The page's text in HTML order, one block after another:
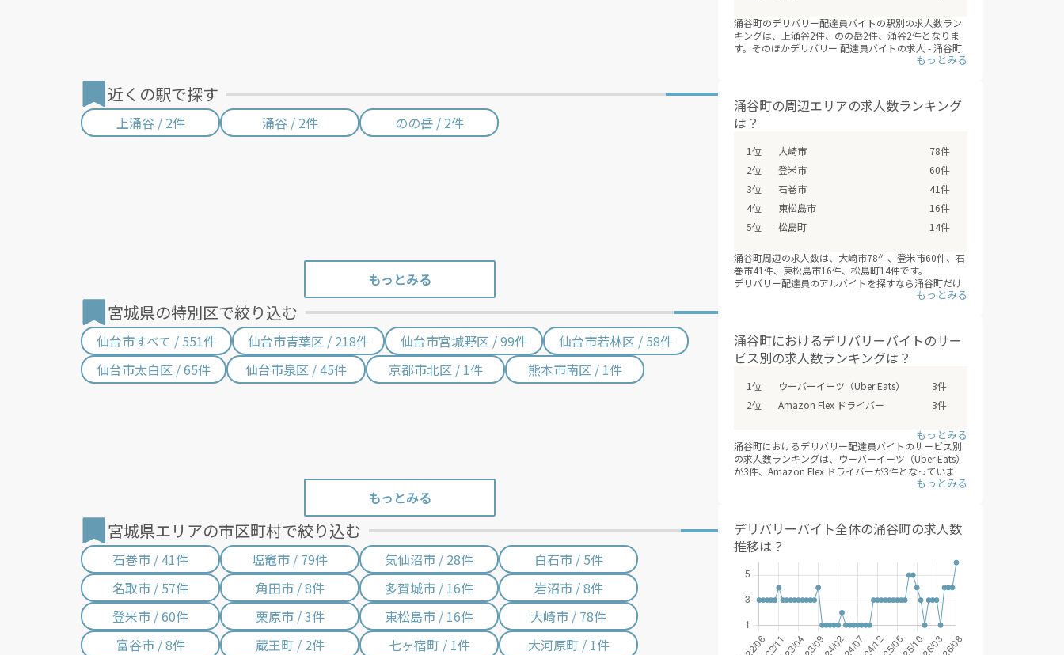
ん。\"\"\"\"\"
近くの駅で探す
上涌谷 / 2件 涌谷 / 2件 のの岳 / 2件
宮城県の特別区で絞り込む
仙台市すべて / 551件 仙台市青葉区 / 218件 仙台市宮城野区 / 99件
仙台市若林区 / 58件
仙台市太白区 / 65件
仙台市泉区 / 45件 京都市北区 / 1件 熊本市南区 / 1件
宮城県エリアの市区町村で絞り込む
石巻市 / 41件 塩竈市 / 79件 気仙沼市 / 28件
白石市 / 5件
名取市 / 57件
角田市 / 8件 多賀城市 / 16件
岩沼市 / 8件
登米市 / 60件
栗原市 / 3件 東松島市 / 16件
大崎市 / 78件
富谷市 / 8件
蔵王町 / 2件 七ヶ宿町 / 1件
大河原町 / 1件
涌谷町のデリバリー配達員バイトの駅別の求人数ラン
キングは、上涌谷2件、のの岳2件、涌谷2件となりま
す。そのほかデリバリー 配達員バイトの求人 - 涌谷町
のデリバリー配達員バイトの求人は、涌谷町の全3駅で
フードデリバリーサービスの配達員登録は、サービス
が開始するよりも先に、始まっていることも多いた
め、興味のあるエリアの配達員募集の登録情報を小ま
涌谷町の周辺エリアの求人数ランキング
は？
大崎市
78件
登米市
60件
石巻市
41件
東松島市
16件
松島町
14件
涌谷町周辺の求人数は、大崎市78件、登米市60件、石
巻市41件、東松島市16件、松島町14件です。
デリバリー配達員のアルバイトを探すなら涌谷町だけ
でなく、周辺エリアの大崎市・登米市・石巻市・東松
NAVI調べ /2026年08月）
涌谷町におけるデリバリーバイトのサー
ビス別の求人数ランキングは？
ウーバーイーツ（Uber Eats）
3件
Amazon Flex ドライバー
3件
涌谷町におけるデリバリー配達員バイトのサービス別
の求人数ランキングは、ウーバーイーツ（Uber Eats）
が3件、Amazon Flex ドライバーが3件となっていま
です。時期やエリアごとに、一番稼げるサービスを選
んで、登録することが大事です。
※デリバリーバイトNAVI調べ
2026年08月
デリバリーバイト全体の涌谷町の求人数
推移は？